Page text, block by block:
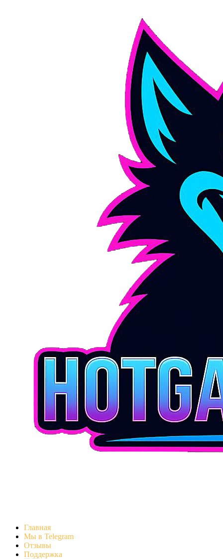
Главная
Мы в Telegram
Отзывы
Поддержка